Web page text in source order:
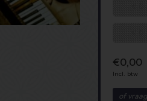
€0,00
Incl. btw
of